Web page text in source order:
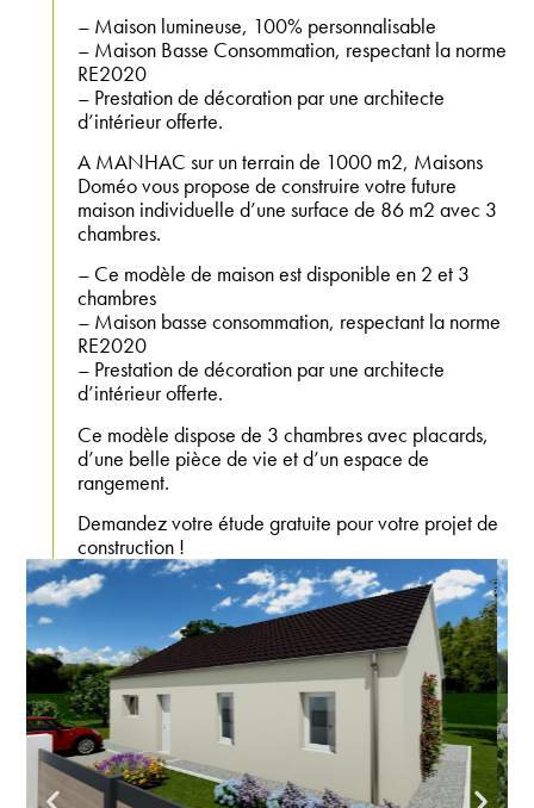
– Maison lumineuse, 100% personnalisable
– Maison Basse Consommation, respectant la norme
RE2020
– Prestation de décoration par une architecte
d’intérieur offerte.
A MANHAC sur un terrain de 1000 m2, Maisons
Doméo vous propose de construire votre future
maison individuelle d’une surface de 86 m2 avec 3
chambres.
– Ce modèle de maison est disponible en 2 et 3
chambres
– Maison basse consommation, respectant la norme
RE2020
– Prestation de décoration par une architecte
d’intérieur offerte.
Ce modèle dispose de 3 chambres avec placards,
d’une belle pièce de vie et d’un espace de
rangement.
Demandez votre étude gratuite pour votre projet de
construction !